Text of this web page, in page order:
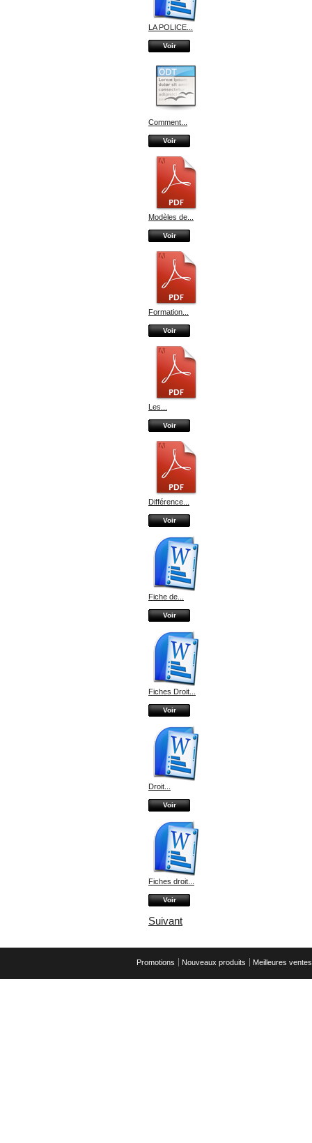
LA POLICE...
Voir
Comment...
Voir
Modèles de...
Voir
Formation...
Voir
Les...
Voir
Différence...
Voir
Fiche de...
Voir
Fiches Droit...
Voir
Droit...
Voir
Fiches droit...
Voir
Suivant
Promotions Nouveaux produits Meilleures ventes